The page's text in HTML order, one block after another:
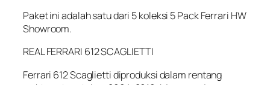
Paket ini adalah satu dari 5 koleksi 5 Pack Ferrari HW
Showroom.
REAL FERRARI 612 SCAGLIETTI
Ferrari 612 Scaglietti diproduksi dalam rentang